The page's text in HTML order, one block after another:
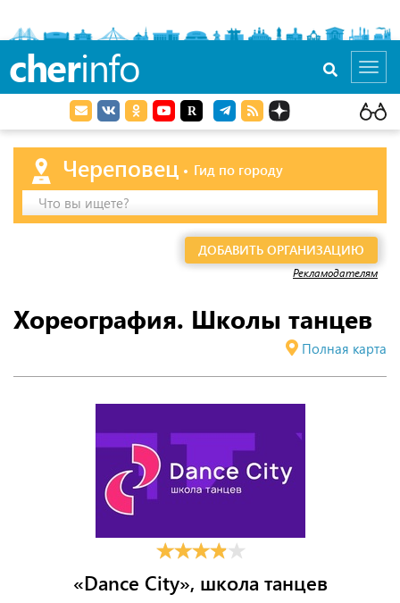
cherinfo
Череповец
Гид по городу
Что вы ищете?
ДОБАВИТЬ ОРГАНИЗАЦИЮ
Рекламодателям
Хореография. Школы танцев
Полная карта
«Dance City», школа танцев